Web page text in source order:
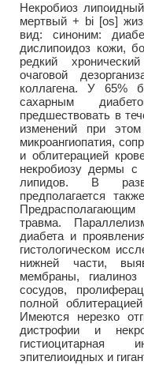
Некробиоз
мертвый + bi [os]
вид: синоним:
дислипоидоз кожи,
редкий
очаговой
коллагена. У 65%
сахарным
предшествовать в
изменений при
микроангиопатия,
и облитерацией
некробиозу дермы
липидов. В
предполагается
травма.
диабета и
гистологическом
нижней части,
мембраны,
сосудов,
полной
Имеются нерезко
дистрофии и
эпителиоидных и